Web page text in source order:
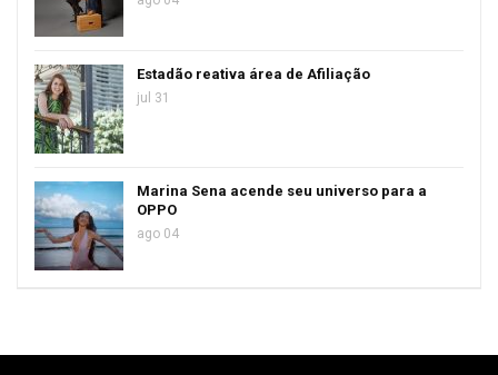
Estadão reativa área de Afiliação
jul 31
Marina Sena acende seu universo para a
OPPO
ago 04